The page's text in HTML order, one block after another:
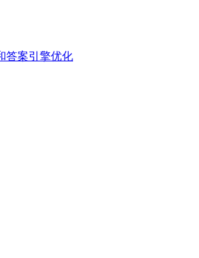
答案引擎优化